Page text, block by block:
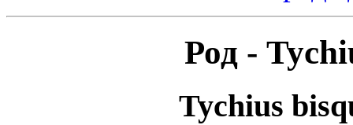
Род -
Tychius